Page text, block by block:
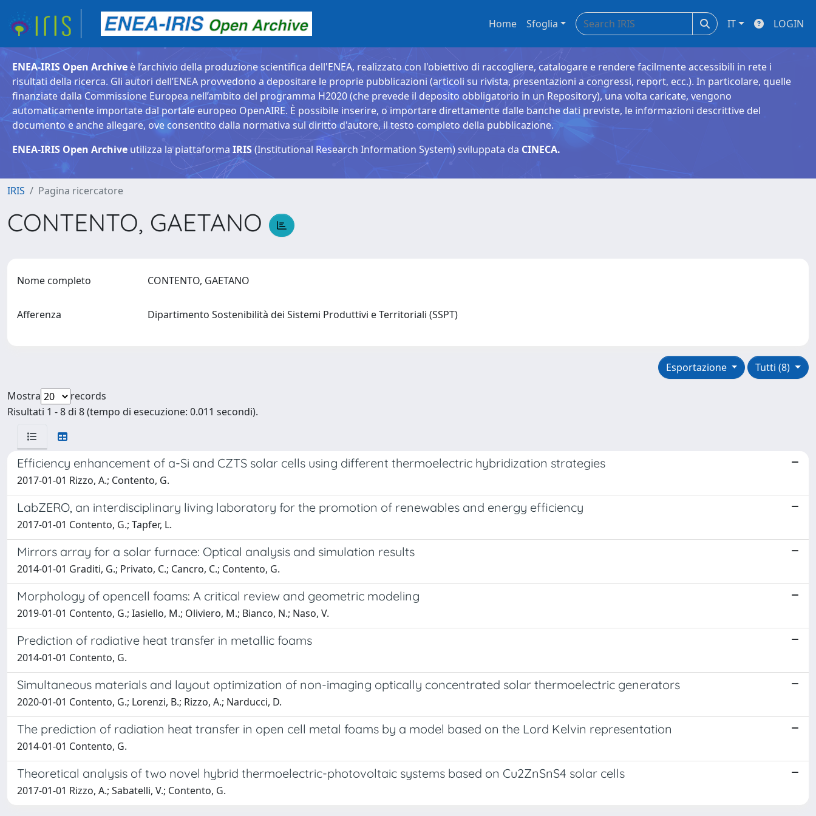
Home Sfoglia IT LOGIN
ENEA-IRIS Open Archive è l’archivio della produzione scientifica dell'ENEA, realizzato con l'obiettivo di raccogliere, catalogare e rendere facilmente accessibili in rete i
risultati della ricerca. Gli autori dell’ENEA provvedono a depositare le proprie pubblicazioni (articoli su rivista, presentazioni a congressi, report, ecc.). In particolare, quelle
finanziate dalla Commissione Europea nell’ambito del programma H2020 (che prevede il deposito obbligatorio in un Repository), una volta caricate, vengono
automaticamente importate dal portale europeo OpenAIRE. È possibile inserire, o importare direttamente dalle banche dati previste, le informazioni descrittive del
documento e anche allegare, ove consentito dalla normativa sul diritto d'autore, il testo completo della pubblicazione.
ENEA-IRIS Open Archive utilizza la piattaforma IRIS(Institutional Research Information System) sviluppata da CINECA.
IRIS Pagina ricercatore
CONTENTO, GAETANO
Nome completo CONTENTO, GAETANO
Afferenza Dipartimento Sostenibilità dei Sistemi Produttivi e Territoriali (SSPT)
Tutti (8)
Esportazione
Mostra
records
Risultati 1 - 8 di 8 (tempo di esecuzione: 0.011 secondi).
Efficiency enhancement of a-Si and CZTS solar cells using different thermoelectric hybridization strategies
2017-01-01 Rizzo, A.; Contento, G.
LabZERO, an interdisciplinary living laboratory for the promotion of renewables and energy efficiency
2017-01-01 Contento, G.; Tapfer, L.
Mirrors array for a solar furnace: Optical analysis and simulation results
2014-01-01 Graditi, G.; Privato, C.; Cancro, C.; Contento, G.
Morphology of opencell foams: A critical review and geometric modeling
2019-01-01 Contento, G.; Iasiello, M.; Oliviero, M.; Bianco, N.; Naso, V.
Prediction of radiative heat transfer in metallic foams
2014-01-01 Contento, G.
Simultaneous materials and layout optimization of non-imaging optically concentrated solar thermoelectric generators
2020-01-01 Contento, G.; Lorenzi, B.; Rizzo, A.; Narducci, D.
The prediction of radiation heat transfer in open cell metal foams by a model based on the Lord Kelvin representation
2014-01-01 Contento, G.
Theoretical analysis of two novel hybrid thermoelectric-photovoltaic systems based on Cu2ZnSnS4 solar cells
2017-01-01 Rizzo, A.; Sabatelli, V.; Contento, G.